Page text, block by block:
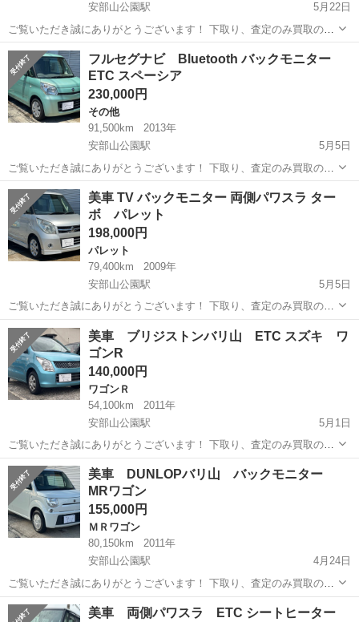
安部山公園駅
5月22日
ご覧いただき誠にありがとうございます！ 下取り、査定のみ買取のみ
も大歓迎です♩ クレジット決済も対応しております！ 掲載は随時更新
しております！ 是非他の車両もご覧ください♩ ✔︎美車 ✔︎自動車税、リ
サイクル料金等込み...
福岡 北九州市 安部山公園駅
フルセグナビ Bluetooth バックモニター
ETC スペーシア
230,000円
その他
91,500km
2013年
安部山公園駅
5月5日
ご覧いただき誠にありがとうございます！ 下取り、査定のみ買取のみ
も大歓迎です♩ クレジット決済も対応しております！ 掲載は随時更新
しております！ 是非他の車両もご覧ください♩ ✔︎美車 ✔︎自動車税、リ
サイクル料金等込み...
福岡 北九州市 安部山公園駅 その他 車両
美車 TV バックモニター 両側パワスラ ター
ボ パレット
198,000円
パレット
79,400km
2009年
安部山公園駅
5月5日
ご覧いただき誠にありがとうございます！ 下取り、査定のみ買取のみ
も大歓迎です♩ クレジット決済も対応しております！ 掲載は随時更新
しております！ 是非他の車両もご覧ください♩ ✔︎美車 ✔︎自動車税、リ
サイクル料金等込み...
福岡 北九州市 安部山公園駅 パレット
美車 ブリジストンバリ山 ETC スズキ ワ
ゴンR
140,000円
ワゴンＲ
54,100km
2011年
安部山公園駅
5月1日
ご覧いただき誠にありがとうございます！ 下取り、査定のみ買取のみ
も大歓迎です♩ クレジット決済も対応しております！ 掲載は随時更新
しております！ 是非他の車両もご覧ください♩ ✔︎美車 ✔︎自動車税、リ
サイクル料金等込み...
福岡 北九州市 ワゴンＲ ワゴンR
美車 DUNLOPバリ山 バックモニター
MRワゴン
155,000円
ＭＲワゴン
80,150km
2011年
安部山公園駅
4月24日
ご覧いただき誠にありがとうございます！ 下取り、査定のみ買取のみ
も大歓迎です♩ クレジット決済も対応しております！ 掲載は随時更新
しております！ 是非他の車両もご覧ください♩ ✔︎美車 ✔︎自動車税、リ
福岡 北九州市 安部山公園駅 車両
美車 両側パワスラ ETC シートヒーター